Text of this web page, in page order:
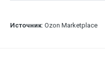
Источник: Ozon Marketplace